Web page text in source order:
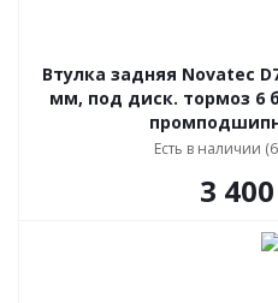
Втулка задняя Novatec
мм, под диск. тормоз 6
Есть в наличии
3 400